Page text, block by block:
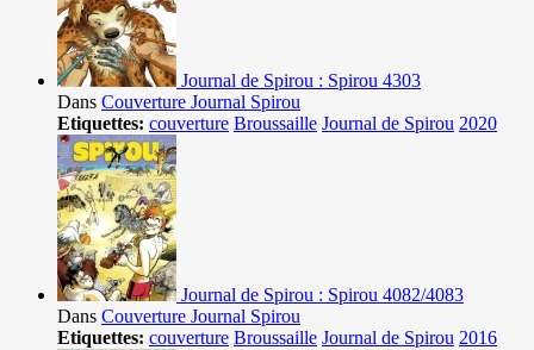
Journal de Spirou : Spirou 4303
Dans Couverture Journal Spirou
Etiquettes: couverture Broussaille Journal de Spirou 2020
Journal de Spirou : Spirou 4082/4083
Dans Couverture Journal Spirou
Etiquettes: couverture Broussaille Journal de Spirou 2016